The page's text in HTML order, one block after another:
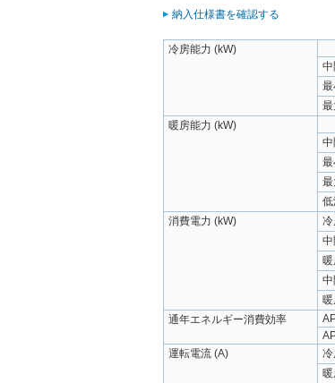
納入仕様書を確認する
冷房能力 (kW)
中
暖房能力 (kW)
中
低
消費電力 (kW)
暖
通年エネルギー消費効率
運転電流 (A)